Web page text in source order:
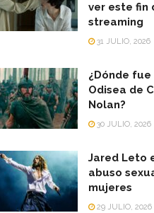
ver este fin
streaming
31 JULIO, 2026
¿Dónde
Odisea de
Nolan?
30 JULIO, 2026
Jared Leto
abuso
mujeres
29 JULIO, 2026